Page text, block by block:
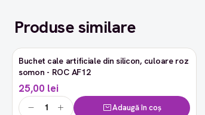
Produse similare
Buchet cale artificiale din silicon, culoare roz
somon - ROC AF12
25,00 lei
Adaugă în coș